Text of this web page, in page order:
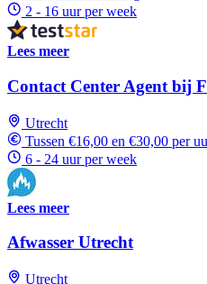
2 - 16 uur per week
Lees meer
Contact Center Agent bij
Utrecht
Tussen €16,00 en €30,00 per
6 - 24 uur per week
Lees meer
Afwasser Utrecht
Utrecht